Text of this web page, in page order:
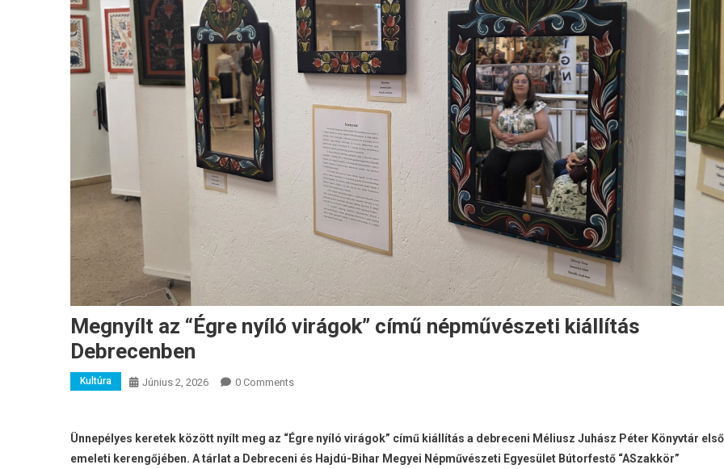
Megnyílt az “Égre nyíló virágok” című népművészeti kiállítás
Debrecenben
Kultúra Június 2, 2026 0 Comments
Ünnepélyes keretek között nyílt meg az “Égre nyíló virágok” című kiállítás a debreceni Méliusz Juhász Péter Könyvtár első
emeleti kerengőjében. A tárlat a Debreceni és Hajdú-Bihar Megyei Népművészeti Egyesület Bútorfestő “ASzakkör”